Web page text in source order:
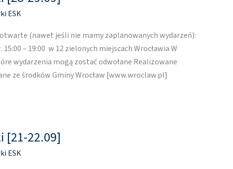
ESK
(nawet jeśli nie mamy zaplanowanych wydarzeń):
– 19:00 w 12 zielonych miejscach Wrocławia W
wydarzenia mogą zostać odwołane Realizowane
ze środków Gminy Wrocław [www.wroclaw.pl]
[21-22.09]
ESK